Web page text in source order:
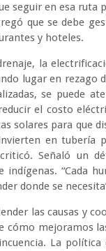
seguir en esa ruta
que se debe
y hoteles.
la
lugar en rezago
se puede
el costo
solares para que
en tubería
Señaló un
“Cada
donde se
las causas y
cómo mejoramos
La política